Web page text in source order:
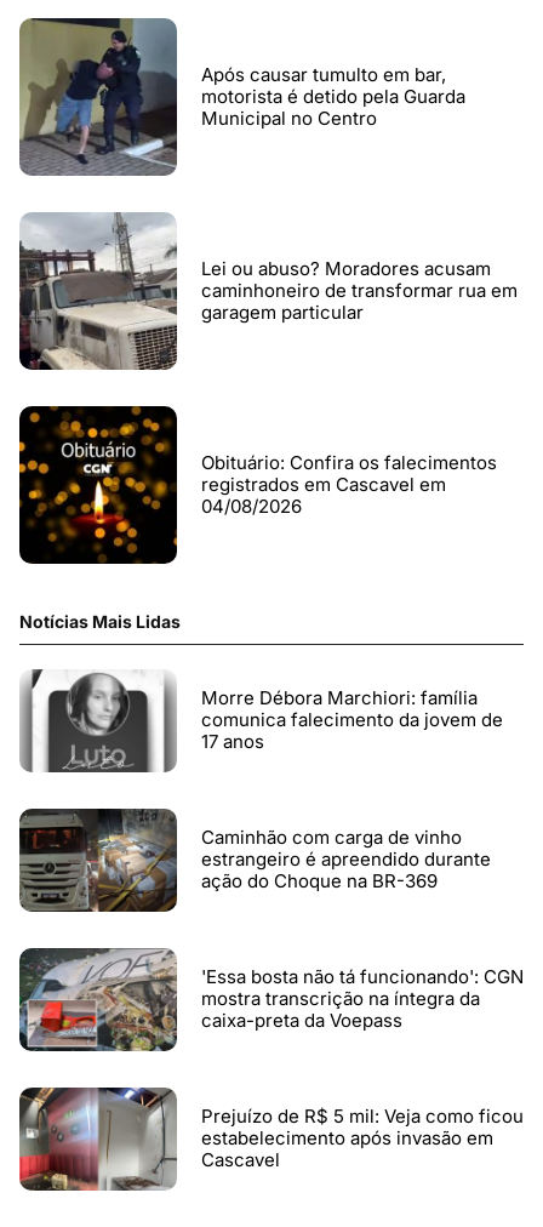
Após causar tumulto em bar,
motorista é detido pela Guarda
Municipal no Centro
Lei ou abuso? Moradores acusam
caminhoneiro de transformar rua em
garagem particular
Obituário: Confira os falecimentos
registrados em Cascavel em
04/08/2026
Notícias Mais Lidas
Morre Débora Marchiori: família
comunica falecimento da jovem de
17 anos
Caminhão com carga de vinho
estrangeiro é apreendido durante
ação do Choque na BR-369
'Essa bosta não tá funcionando': CGN
mostra transcrição na íntegra da
caixa-preta da Voepass
Prejuízo de R$ 5 mil: Veja como ficou
estabelecimento após invasão em
Cascavel